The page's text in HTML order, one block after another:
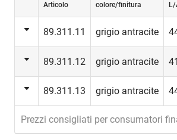
Articolo colore/finitura
89.311.11 grigio antracite
89.311.12 grigio antracite
89.311.13 grigio antracite
Prezzi consigliati per consumatori